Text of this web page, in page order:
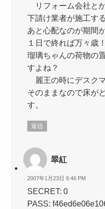
リフォーム会社と
下請け業者が施工す
あと心配なのが期間
１日で終れば万々歳
瑠璃ちゃんの荷物の
すよね？
麗王の時にデスク
そのままなので床が
す。
返信
翠紅
2007年1月23日 9:46 PM
SECRET: 0
PASS: